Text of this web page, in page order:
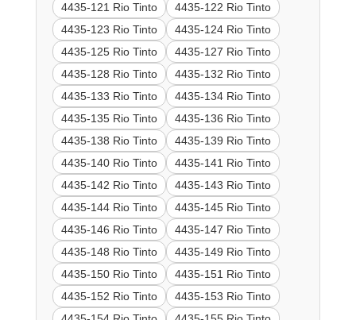
4435-121 Rio Tinto
4435-122 Rio Tinto
4435-123 Rio Tinto
4435-124 Rio Tinto
4435-125 Rio Tinto
4435-127 Rio Tinto
4435-128 Rio Tinto
4435-132 Rio Tinto
4435-133 Rio Tinto
4435-134 Rio Tinto
4435-135 Rio Tinto
4435-136 Rio Tinto
4435-138 Rio Tinto
4435-139 Rio Tinto
4435-140 Rio Tinto
4435-141 Rio Tinto
4435-142 Rio Tinto
4435-143 Rio Tinto
4435-144 Rio Tinto
4435-145 Rio Tinto
4435-146 Rio Tinto
4435-147 Rio Tinto
4435-148 Rio Tinto
4435-149 Rio Tinto
4435-150 Rio Tinto
4435-151 Rio Tinto
4435-152 Rio Tinto
4435-153 Rio Tinto